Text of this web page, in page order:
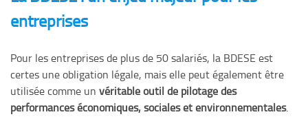
entreprises
Pour les entreprises de plus de 50 salariés, la BDESE est
certes une obligation légale, mais elle peut également être
utilisée comme un véritable outil de pilotage des
performances économiques, sociales et environnementales.